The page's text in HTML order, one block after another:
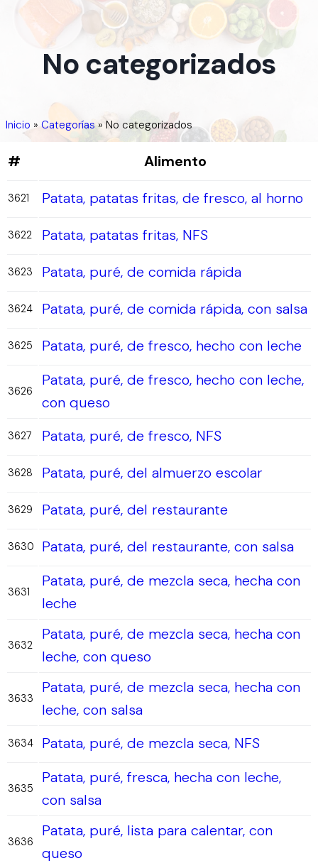
No categorizados
Inicio » Categorías» No categorizados
# Alimento
3621 Patata, patatas fritas, de fresco, al horno
3622 Patata, patatas fritas, NFS
3623 Patata, puré, de comida rápida
3624 Patata, puré, de comida rápida, con salsa
3625 Patata, puré, de fresco, hecho con leche
3626
Patata, puré, de fresco, hecho con leche,
con queso
3627 Patata, puré, de fresco, NFS
3628 Patata, puré, del almuerzo escolar
3629 Patata, puré, del restaurante
3630 Patata, puré, del restaurante, con salsa
3631
Patata, puré, de mezcla seca, hecha con
leche
3632
Patata, puré, de mezcla seca, hecha con
leche, con queso
3633
Patata, puré, de mezcla seca, hecha con
leche, con salsa
3634 Patata, puré, de mezcla seca, NFS
3635
Patata, puré, fresca, hecha con leche,
con salsa
3636
Patata, puré, lista para calentar, con
queso